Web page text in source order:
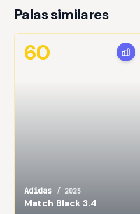
Palas similares
Adidas / 2025
Match Black 3.4
60